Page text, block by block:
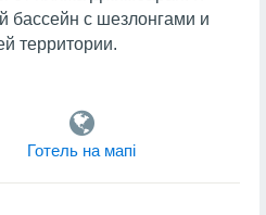
бассейн с шезлонгами и
территории.
Готель на мапi